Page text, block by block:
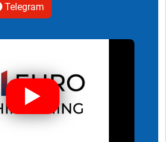
Telegram